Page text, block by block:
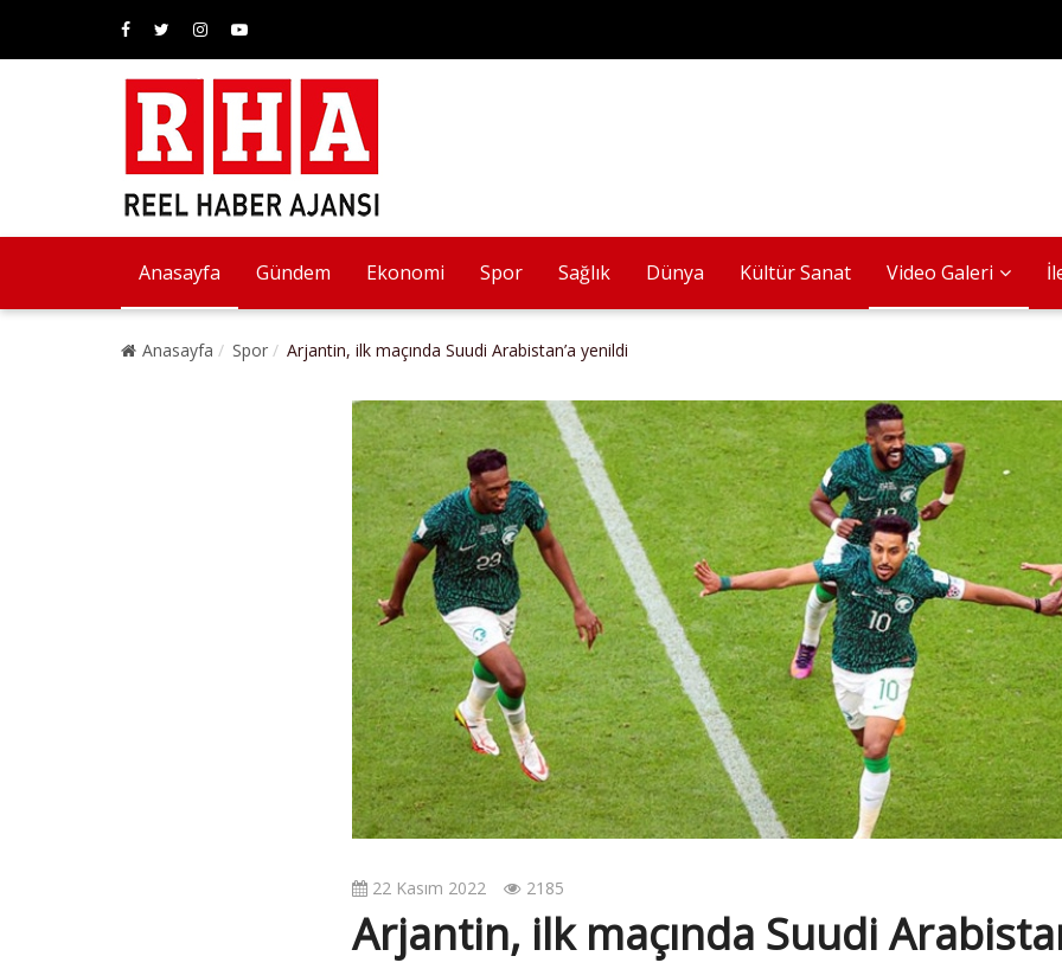
Anasayfa Gündem Ekonomi Spor Sağlık Dünya Kültür Sanat Video Galeri
Anasayfa Spor Arjantin, ilk maçında Suudi Arabistan’a yenildi
22 Kasım 2022 2185
Arjantin, ilk maçında Suudi